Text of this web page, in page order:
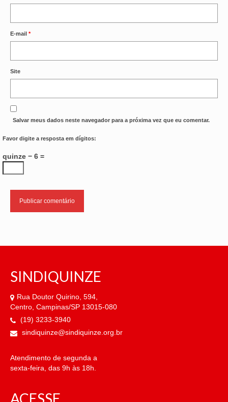
E-mail *
Site
Salvar meus dados neste navegador para a próxima vez que eu comentar.
Favor digite a resposta em dígitos:
quinze − 6 =
SINDIQUINZE
Rua Doutor Quirino, 594,
Centro, Campinas/SP 13015-080
(19) 3233-3940
sindiquinze@sindiquinze.org.br
Atendimento de segunda a
sexta-feira, das 9h às 18h.